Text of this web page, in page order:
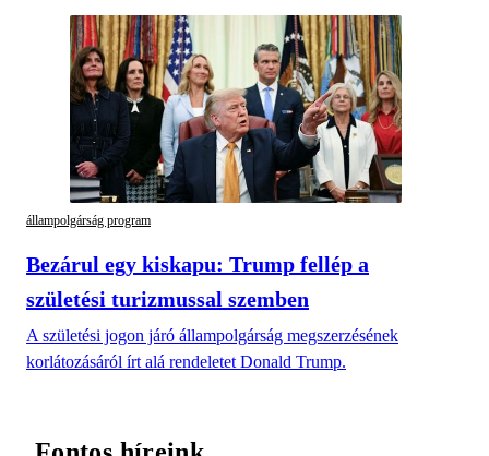
állampolgárság program
Bezárul egy kiskapu: Trump fellép a
születési turizmussal szemben
A születési jogon járó állampolgárság megszerzésének
korlátozásáról írt alá rendeletet Donald Trump.